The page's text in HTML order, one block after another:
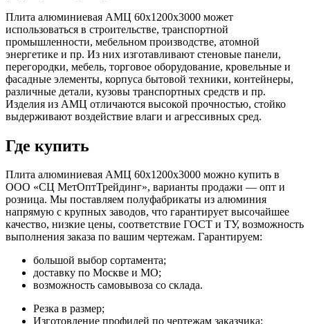
Плита алюминиевая АМЦ 60х1200х3000 может
использоваться в строительстве, транспортной
промышленности, мебельном производстве, атомной
энергетике и пр. Из них изготавливают стеновые панели,
перегородки, мебель, торговое оборудование, кровельные и
фасадные элементы, корпуса бытовой техники, контейнеры,
различные детали, кузовы транспортных средств и пр.
Изделия из АМЦ отличаются высокой прочностью, стойко
выдерживают воздействие влаги и агрессивных сред.
Где купить
Плита алюминиевая АМЦ 60х1200х3000 можно купить в
ООО «СЦ МетОптТрейдинг», варианты продажи — опт и
розница. Мы поставляем полуфабрикаты из алюминия
напрямую с крупных заводов, что гарантирует высочайшее
качество, низкие цены, соответствие ГОСТ и ТУ, возможность
выполнения заказа по вашим чертежам. Гарантируем:
большой выбор сортамента;
доставку по Москве и МО;
возможность самовывоза со склада.
Резка в размер;
Изготовление профилей по чертежам заказчика;